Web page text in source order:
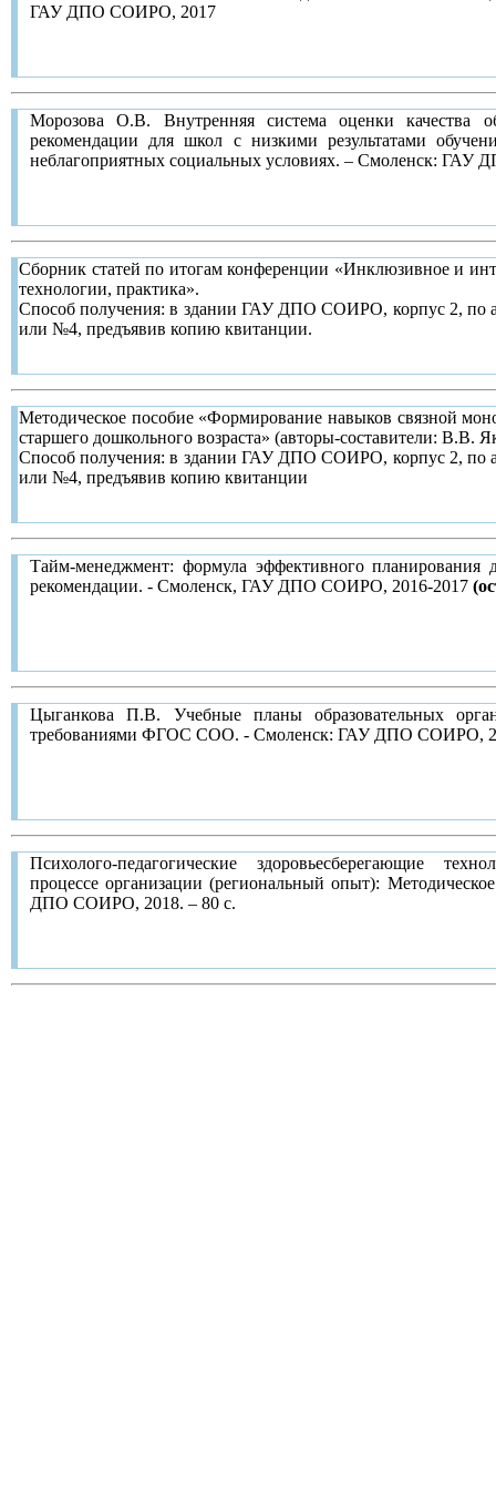
Рассмотрено и одобрено на заседании кафедры психолого-
ГАУ ДПО СОИРО, 2017
монографий, пособий, статей), посвященных
педагогической компетенции педагогов.
Рассмотрено и одобрено на заседании кафедры психолого-
СОИРО (протокол № 9 от 19.12.2017 г.)
Морозова О.В. Внутренняя система оценки качества
рекомендации для школ с низкими результатами
неблагоприятных социальных условиях. – Смоленск:
результатами обучения и школ, функционирующих в
также сотрудников муниципальных образовательных
качества образования.
Представленные материалы помогут разработать
части оценки качества образования в соответствии с
внутренний мониторинг качества образования.
Сборник статей по итогам конференции «Инклюзивное и
технологии, практика».
Способ получения: в здании ГАУ ДПО СОИРО, корпус 2, по
или №4, предъявив копию квитанции.
Методическое пособие «Формирование навыков связной
старшего дошкольного возраста» (авторы-составители: В.В.
Способ получения: в здании ГАУ ДПО СОИРО, корпус 2, по
или №4, предъявив копию квитанции
Тайм-менеджмент: формула эффективного планирования
рекомендации. - Смоленск, ГАУ ДПО СОИРО, 2016-2017
Об издании: методические рекомендации знакомят с
позволяющей организовать время и существенно повысить
Рекомендации подготовлены в помощь
Цыганкова П.В. Учебные планы образовательных
требованиями ФГОС СОО. - Смоленск: ГАУ ДПО СОИРО,
Психолого-педагогические здоровьесберегающие
процессе организации (региональный опыт):
ДПО СОИРО, 2018. – 80 с.